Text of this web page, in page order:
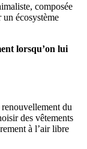
composée
écosystème
lorsqu’on lui
du
des vêtements
à l’air libre